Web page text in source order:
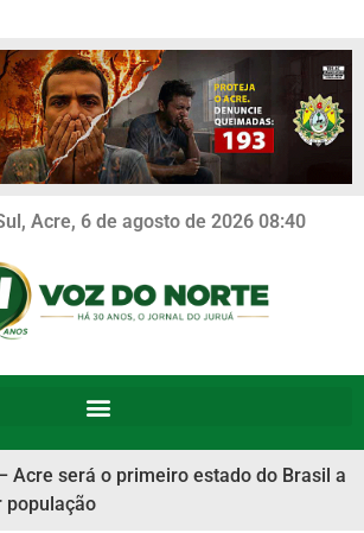
Acre, 6 de agosto de 2026 08:40
Acre será o primeiro estado do Brasil a
população